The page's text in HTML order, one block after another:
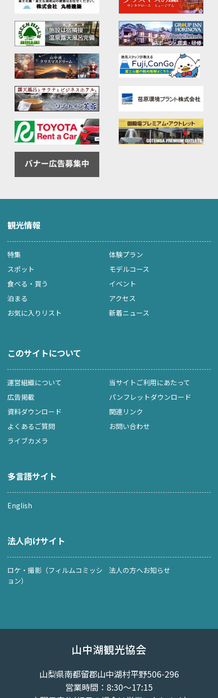
観光情報
特集
体験プラン
スポット
モデルコース
食べる・買う
イベント
泊まる
アクセス
お気に入りリスト
新着ニュース
このサイトについて
運営組織について
当サイトご利用にあたって
広告掲載
パンフレットダウンロード
資料ダウンロード
関連リンク
よくあるご質問
お問い合わせ
ライブカメラ
多言語サイト
English
法人向けサイト
ロケ・撮影（フィルムコミッシ
ョン）
法人の方へお知らせ
山中湖観光協会
山梨県南都留郡山中湖村平野506-296
営業時間：8:30～17:15